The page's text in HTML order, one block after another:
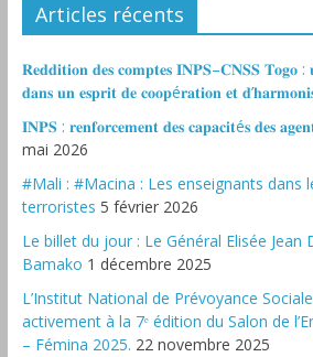
Articles récents
𝐑𝐞𝐝𝐝𝐢𝐭𝐢𝐨𝐧 𝐝𝐞𝐬 𝐜𝐨𝐦𝐩𝐭𝐞𝐬 𝐈𝐍𝐏𝐒–𝐂𝐍𝐒𝐒 𝐓𝐨𝐠𝐨 :
𝐝𝐚𝐧𝐬 𝐮𝐧 𝐞𝐬𝐩𝐫𝐢𝐭 𝐝𝐞 𝐜𝐨𝐨𝐩é𝐫𝐚𝐭𝐢𝐨𝐧 𝐞𝐭
𝐈𝐍𝐏𝐒 : 𝐫𝐞𝐧𝐟𝐨𝐫𝐜𝐞𝐦𝐞𝐧𝐭 𝐝𝐞𝐬 𝐜𝐚𝐩𝐚𝐜𝐢𝐭é𝐬 𝐝𝐞𝐬
mai 2026
#Mali : #Macina : Les enseignants dans
terroristes 5 février 2026
‎Le billet du jour : Le Général Elisée Jean
Bamako 1 décembre 2025
L’Institut National de Prévoyance
activement à la 7ᵉ édition du Salon de
– Fémina 2025. 22 novembre 2025